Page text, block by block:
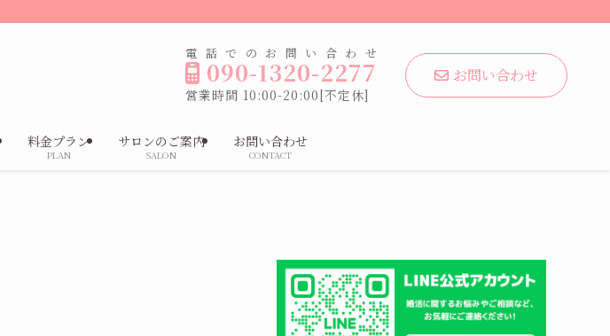
電話でのお問い合わせ
090-1320-2277
営業時間 10:00-20:00[不定休]
お問い合わせ
料金プラン
PLAN
サロンのご案内
SALON
お問い合わせ
CONTACT